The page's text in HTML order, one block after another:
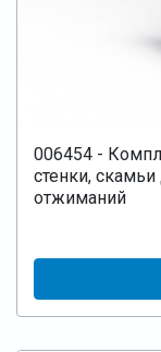
006454 -
стенки,
отжиманий